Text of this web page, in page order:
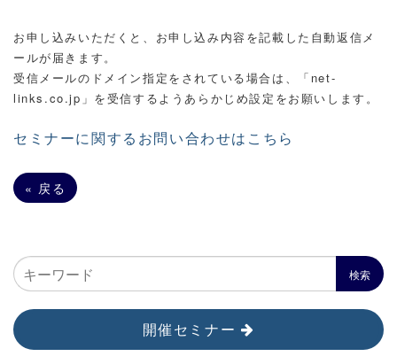
お申し込みいただくと、お申し込み内容を記載した自動返信メ
ールが届きます。
受信メールのドメイン指定をされている場合は、「net-
links.co.jp」を受信するようあらかじめ設定をお願いします。
セミナーに関するお問い合わせはこちら
« 戻る
開催セミナー